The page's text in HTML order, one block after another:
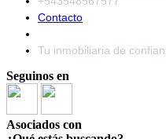
Contacto
Tu inmobiliaria de
Seguinos en
Asociados con